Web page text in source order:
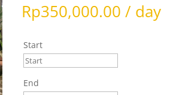
Rp350,000.00 / day
Start
End